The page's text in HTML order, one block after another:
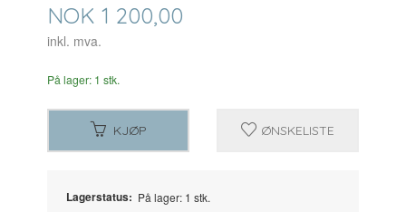
Pris
NOK 1 200,00
inkl. mva.
På lager: 1 stk.
KJØP ØNSKELISTE
Lagerstatus: På lager: 1 stk.